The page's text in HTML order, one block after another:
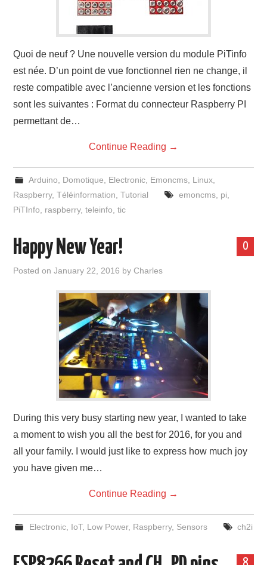
Quoi de neuf ? Une nouvelle version du module PiTinfo
est née. D’un point de vue fonctionnel rien ne change, il
reste compatible avec l’ancienne version et les fonctions
sont les suivantes : Format du connecteur Raspberry PI
permettant de…
Continue Reading →
Arduino Domotique Electronic, Emoncms, Linux,
Raspberry,Téléinformation ,Tutorial emoncms, pi
PiTInfo
raspberry,teleinfo ,tic
0
Happy New Year!
Posted onJanuary 22, 2016 byCharles
During this very busy starting new year, I wanted to take
a moment to wish you all the best for 2016, for you and
all your family. I would just like to express how much joy
you have given me…
Continue Reading →
Electronic, IoT, Low Power, Raspberry, Sensors ch2i